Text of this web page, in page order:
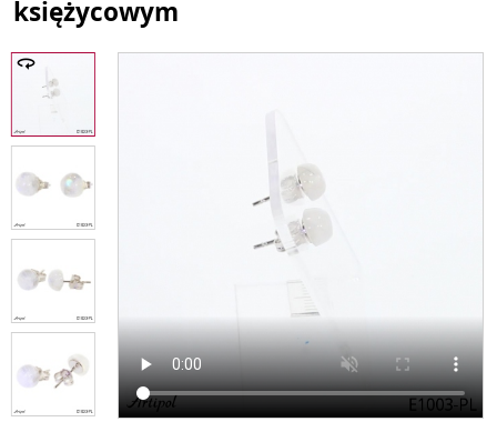
księżycowym